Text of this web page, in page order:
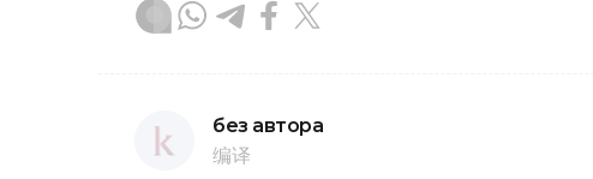
без автора
编译